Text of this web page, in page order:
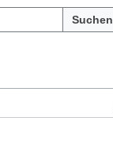
Suchen